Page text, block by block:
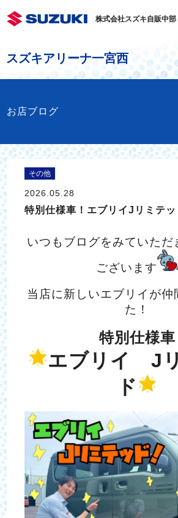
株式会社スズキ自販中部
スズキアリーナ一宮西
お店ブログ
その他
2026.05.28
特別仕様車！エブリイJリミテッ
いつもブログをみていただ
ございます
当店に新しいエブリイが仲
た！
特別仕様車
エブリイ J
ド